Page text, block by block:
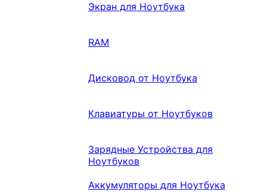
Экран для Ноутбука
RAM
Дисковод от Ноутбука
Клавиатуры от Ноутбуков
Зарядные Устройства для
Ноутбуков
Аккумуляторы для Ноутбука